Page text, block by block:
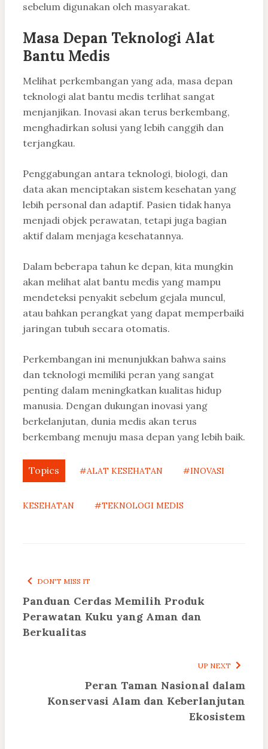
sebelum digunakan oleh masyarakat.
Masa Depan Teknologi Alat
Bantu Medis
Melihat perkembangan yang ada, masa depan
teknologi alat bantu medis terlihat sangat
menjanjikan. Inovasi akan terus berkembang,
menghadirkan solusi yang lebih canggih dan
terjangkau.
Penggabungan antara teknologi, biologi, dan
data akan menciptakan sistem kesehatan yang
lebih personal dan adaptif. Pasien tidak hanya
menjadi objek perawatan, tetapi juga bagian
aktif dalam menjaga kesehatannya.
Dalam beberapa tahun ke depan, kita mungkin
akan melihat alat bantu medis yang mampu
mendeteksi penyakit sebelum gejala muncul,
atau bahkan perangkat yang dapat memperbaiki
jaringan tubuh secara otomatis.
Perkembangan ini menunjukkan bahwa sains
dan teknologi memiliki peran yang sangat
penting dalam meningkatkan kualitas hidup
manusia. Dengan dukungan inovasi yang
berkelanjutan, dunia medis akan terus
berkembang menuju masa depan yang lebih baik.
Topics #ALAT KESEHATAN #INOVASI
KESEHATAN #TEKNOLOGI MEDIS
DON'T MISS IT
Panduan Cerdas Memilih Produk
Perawatan Kuku yang Aman dan
Berkualitas
UP NEXT
Peran Taman Nasional dalam
Konservasi Alam dan Keberlanjutan
Ekosistem